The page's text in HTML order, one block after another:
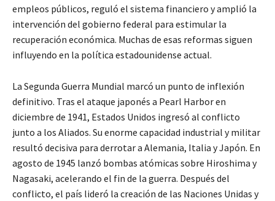
empleos públicos, reguló el sistema financiero y amplió la
intervención del gobierno federal para estimular la
recuperación económica. Muchas de esas reformas siguen
influyendo en la política estadounidense actual.
La Segunda Guerra Mundial marcó un punto de inflexión
definitivo. Tras el ataque japonés a Pearl Harbor en
diciembre de 1941, Estados Unidos ingresó al conflicto
junto a los Aliados. Su enorme capacidad industrial y militar
resultó decisiva para derrotar a Alemania, Italia y Japón. En
agosto de 1945 lanzó bombas atómicas sobre Hiroshima y
Nagasaki, acelerando el fin de la guerra. Después del
conflicto, el país lideró la creación de las Naciones Unidas y